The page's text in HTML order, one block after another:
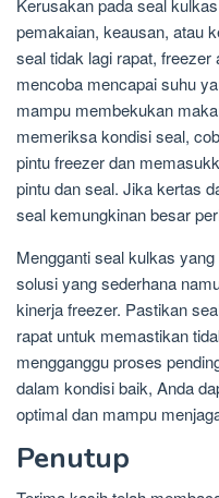
Kerusakan pada seal
pemakaian, keausan, atau
seal tidak lagi rapat,
mencoba mencapai suhu
mampu membekukan
memeriksa kondisi seal,
pintu freezer dan
pintu dan seal. Jika kertas
seal kemungkinan besar
Mengganti seal kulkas
solusi yang sederhana
kinerja freezer. Pastikan
rapat untuk memastikan
mengganggu proses
dalam kondisi baik, Anda
optimal dan mampu
Penutup